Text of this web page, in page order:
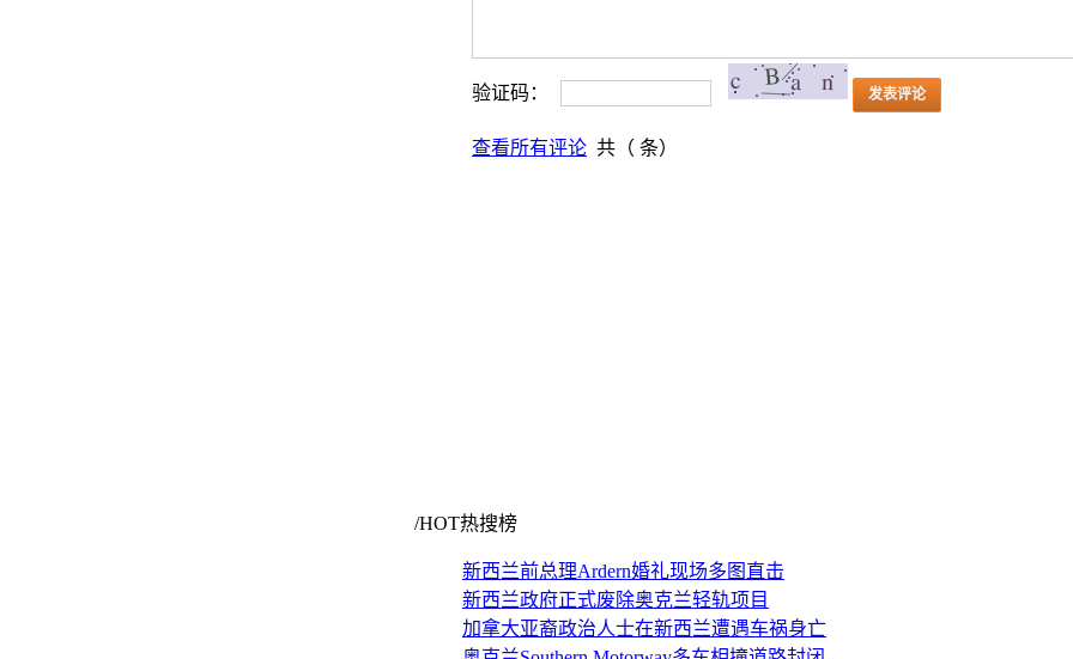
验证码：
查看所有评论 共（ 条）
/HOT热搜榜
新西兰前总理Ardern婚礼现场多图直击
新西兰政府正式废除奥克兰轻轨项目
加拿大亚裔政治人士在新西兰遭遇车祸身亡